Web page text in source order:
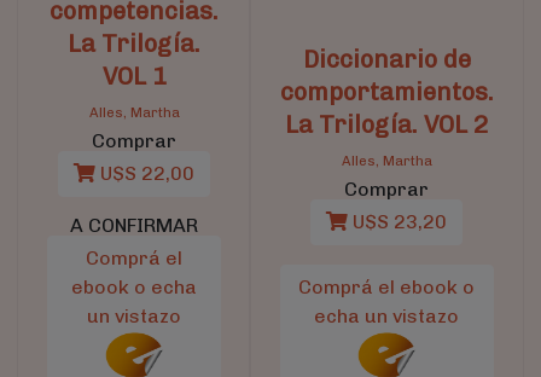
competencias.
La Trilogía.
VOL 1
Alles, Martha
Comprar
U$S 22,00
A CONFIRMAR
Comprá el
ebook o echa
un vistazo
Diccionario de
comportamientos.
La Trilogía. VOL 2
Alles, Martha
Comprar
U$S 23,20
Comprá el ebook o
echa un vistazo